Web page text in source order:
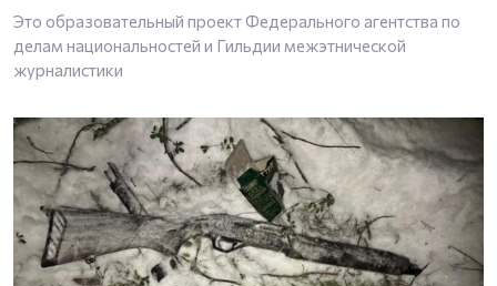
Это образовательный проект Федерального агентства по
делам национальностей и Гильдии межэтнической
журналистики